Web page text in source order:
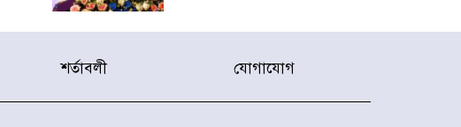
চিকিৎসা খাতে জিডিপির ৫
শর্তাবলী যোগাযোগ